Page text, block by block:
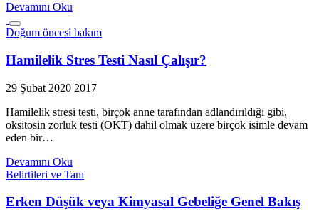
Devamını Oku
Doğum öncesi bakım
Hamilelik Stres Testi Nasıl Çalışır?
29 Şubat 2020 2017
Hamilelik stresi testi, birçok anne tarafından adlandırıldığı gibi,
oksitosin zorluk testi (OKT) dahil olmak üzere birçok isimle devam
eden bir…
Devamını Oku
Belirtileri ve Tanı
Erken Düşük veya Kimyasal Gebeliğe Genel Bakış